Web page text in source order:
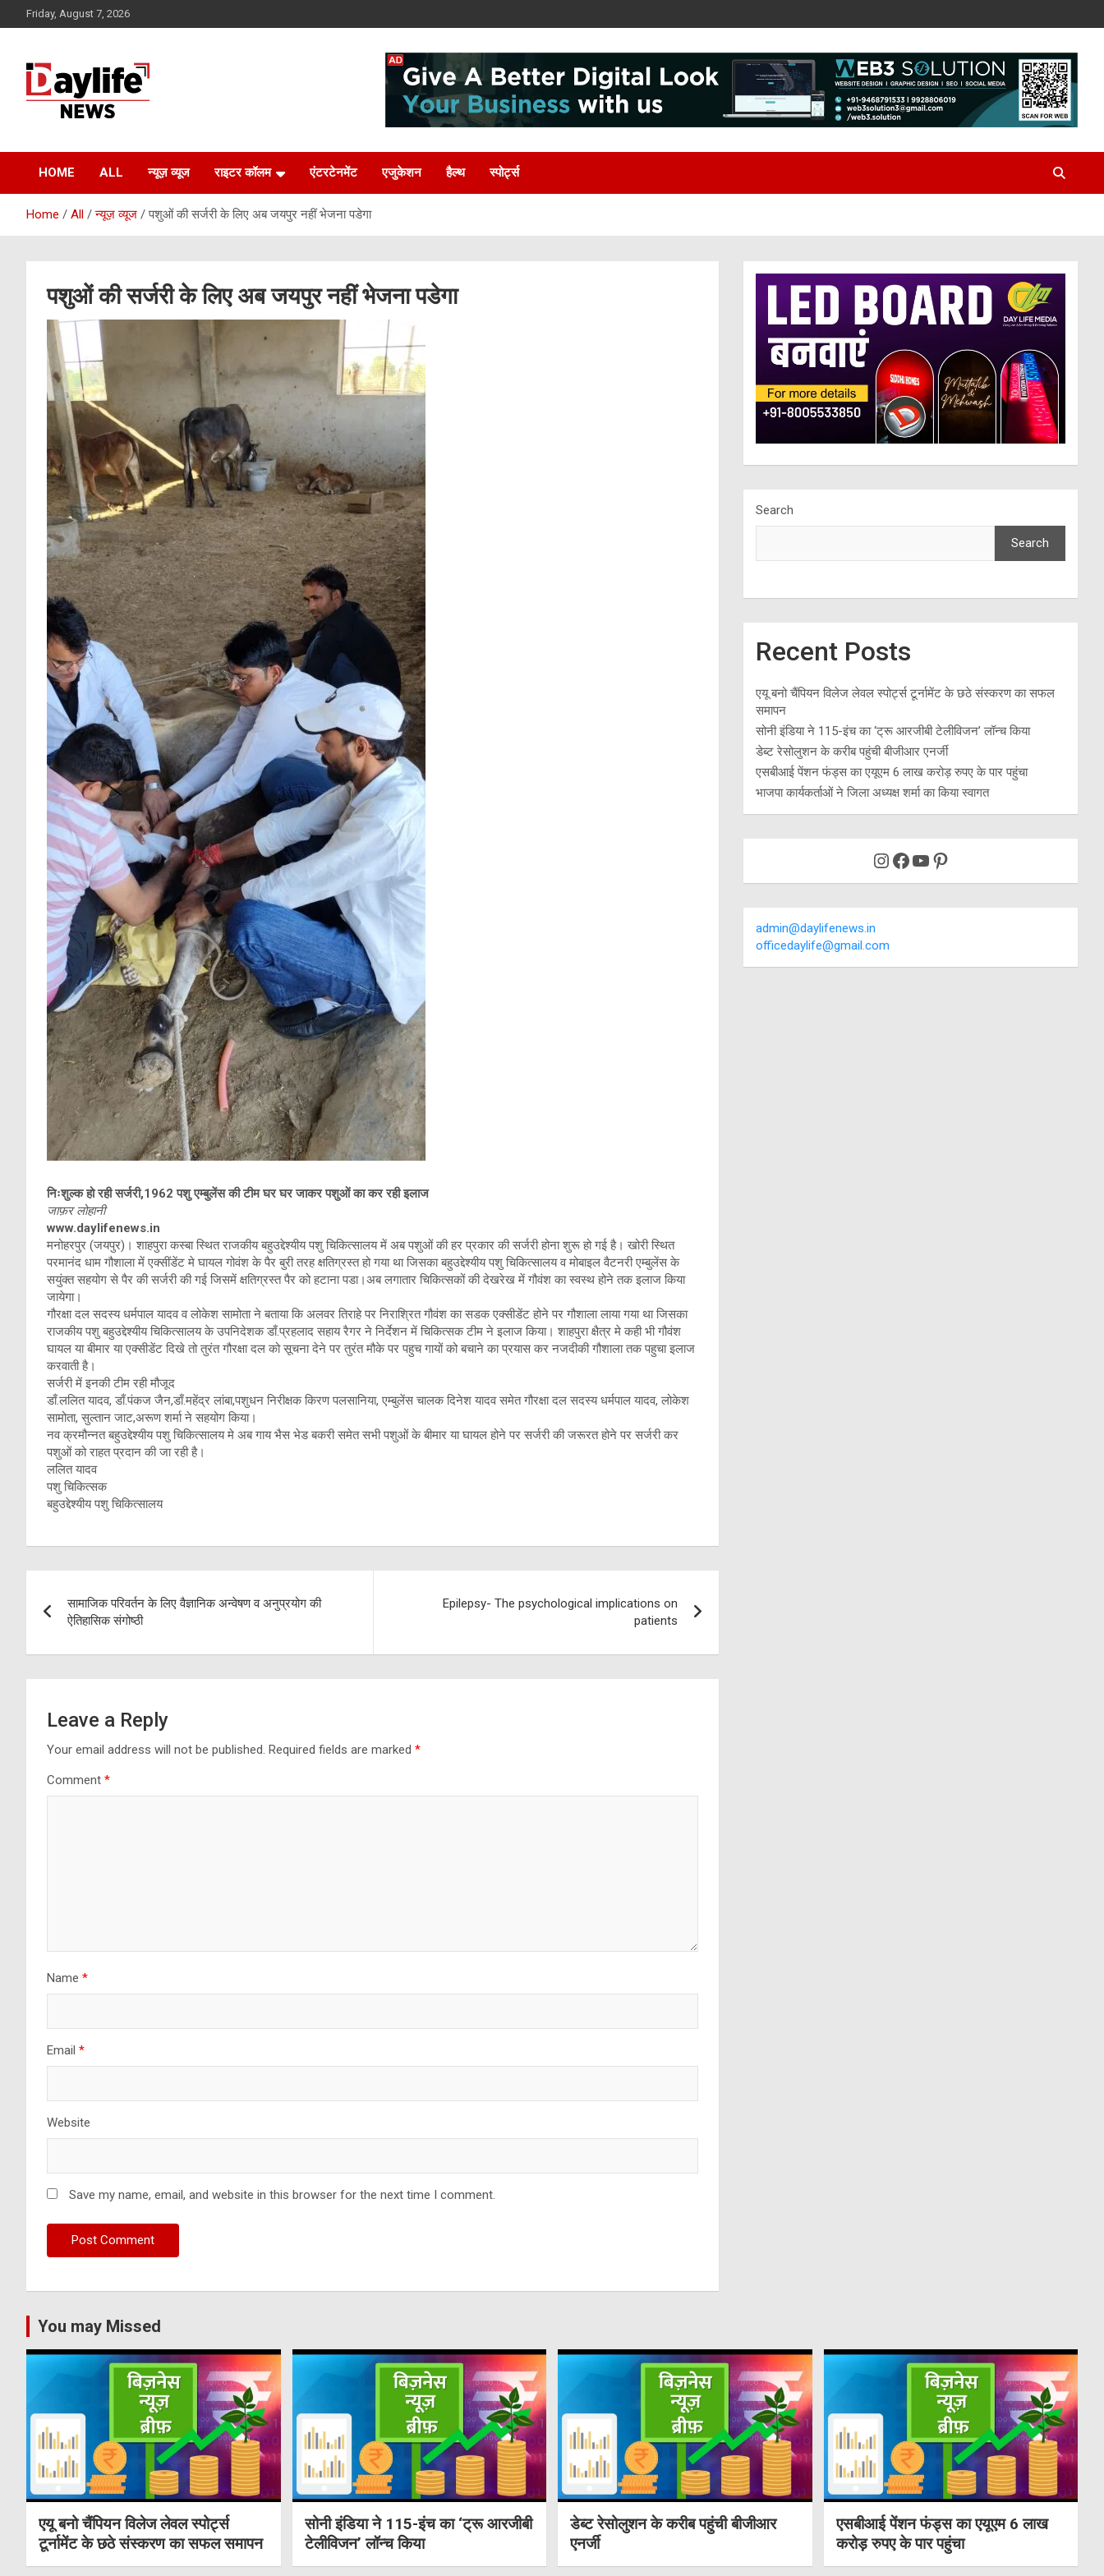
to
Friday, August 7, 2026
HOME ALL न्यूज़ व्यूज राइटर कॉलम एंटरटेनमेंट एजुकेशन हैल्थ स्पोर्ट्स
Home All न्यूज़ व्यूज पशुओं की सर्जरी के लिए अब जयपुर नहीं भेजना पडेगा
पशुओं की सर्जरी के लिए अब जयपुर नहीं भेजना पडेगा
निःशुल्क हो रही सर्जरी,1962 पशु एम्बुलेंस की टीम घर घर जाकर पशुओं का कर रही इलाज
जाफ़र लोहानी
www.daylifenews.in
मनोहरपुर (जयपुर)। शाहपुरा कस्बा स्थित राजकीय बहुउद्देश्यीय पशु चिकित्सालय में अब पशुओं की हर प्रकार की सर्जरी होना शुरू हो गई है। खोरी स्थित
परमानंद धाम गौशाला में एक्सींडेंट मे घायल गोवंश के पैर बुरी तरह क्षतिग्रस्त हो गया था जिसका बहुउद्देश्यीय पशु चिकित्सालय व मोबाइल वैटनरी एम्बुलेंस के
सयुंक्त सहयोग से पैर की सर्जरी की गई जिसमें क्षतिग्रस्त पैर को हटाना पडा।अब लगातार चिकित्सकों की देखरेख में गौवंश का स्वस्थ होने तक इलाज किया
जायेगा।
गौरक्षा दल सदस्य धर्मपाल यादव व लोकेश सामोता ने बताया कि अलवर तिराहे पर निराश्रित गौवंश का सडक एक्सीडेंट होने पर गौशाला लाया गया था जिसका
राजकीय पशु बहुउद्देश्यीय चिकित्सालय के उपनिदेशक डाँ.प्रहलाद सहाय रैगर ने निर्देशन में चिकित्सक टीम ने इलाज किया। शाहपुरा क्षैत्र मे कही भी गौवंश
घायल या बीमार या एक्सीडेंट दिखे तो तुरंत गौरक्षा दल को सूचना देने पर तुरंत मौके पर पहुच गायों को बचाने का प्रयास कर नजदीकी गौशाला तक पहुचा इलाज
करवाती है।
सर्जरी में इनकी टीम रही मौजूद
डाँ.ललित यादव, डाँ.पंकज जैन,डाँ.महेंद्र लांबा,पशुधन निरीक्षक किरण पलसानिया, एम्बुलेंस चालक दिनेश यादव समेत गौरक्षा दल सदस्य धर्मपाल यादव, लोकेश
सामोता, सुल्तान जाट,अरूण शर्मा ने सहयोग किया।
नव क्रमौन्नत बहुउद्देश्यीय पशु चिकित्सालय मे अब गाय भैस भेड बकरी समेत सभी पशुओं के बीमार या घायल होने पर सर्जरी की जरूरत होने पर सर्जरी कर
पशुओं को राहत प्रदान की जा रही है।
ललित यादव
पशु चिकित्सक
बहुउद्देश्यीय पशु चिकित्सालय
navigation
सामाजिक परिवर्तन के लिए वैज्ञानिक अन्वेषण व अनुप्रयोग की
ऐतिहासिक संगोष्ठी
Epilepsy- The psychological implications on
patients
Leave a Reply
Your email address will not be published. Required fields are marked *
Comment *
Name *
Email *
Website
Save my name, email, and website in this browser for the next time I comment.
Search
Search
Recent Posts
एयू बनो चैंपियन विलेज लेवल स्पोर्ट्स टूर्नामेंट के छठे संस्करण का सफल
समापन
सोनी इंडिया ने 115-इंच का ‘ट्रू आरजीबी टेलीविजन’ लॉन्च किया
डेब्ट रेसोलुशन के करीब पहुंची बीजीआर एनर्जी
एसबीआई पेंशन फंड्स का एयूएम 6 लाख करोड़ रुपए के पार पहुंचा
भाजपा कार्यकर्ताओं ने जिला अध्यक्ष शर्मा का किया स्वागत
Instagram
Facebook
YouTube
Pinterest
admin@daylifenews.in
officedaylife@gmail.com
You may Missed
एयू बनो चैंपियन विलेज लेवल स्पोर्ट्स
टूर्नामेंट के छठे संस्करण का सफल समापन
सोनी इंडिया ने 115-इंच का ‘ट्रू आरजीबी
टेलीविजन’ लॉन्च किया
डेब्ट रेसोलुशन के करीब पहुंची बीजीआर
एनर्जी
एसबीआई पेंशन फंड्स का एयूएम 6 लाख
करोड़ रुपए के पार पहुंचा